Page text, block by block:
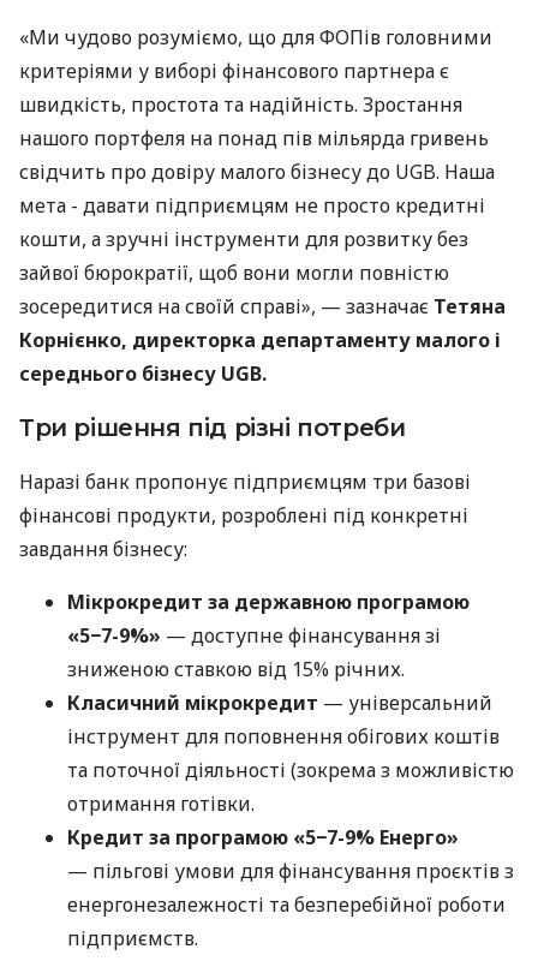
«Ми чудово розуміємо, що для ФОПів головними
критеріями у виборі фінансового партнера є
швидкість, простота та надійність. Зростання
нашого портфеля на понад пів мільярда гривень
свідчить про довіру малого бізнесу до UGB. Наша
мета - давати підприємцям не просто кредитні
кошти, а зручні інструменти для розвитку без
зайвої бюрократії, щоб вони могли повністю
зосередитися на своїй справі», — зазначає Тетяна
Корнієнко, директорка департаменту малого і
середнього бізнесу UGB.
Три рішення під різні потреби
Наразі банк пропонує підприємцям три базові
фінансові продукти, розроблені під конкретні
завдання бізнесу:
Мікрокредит за державною програмою
«5−7-9%» — доступне фінансування зі
зниженою ставкою від 15% річних.
Класичний мікрокредит — універсальний
інструмент для поповнення обігових коштів
та поточної діяльності (зокрема з можливістю
отримання готівки.
Кредит за програмою «5−7-9% Енерго»
— пільгові умови для фінансування проєктів з
енергонезалежності та безперебійної роботи
підприємств.